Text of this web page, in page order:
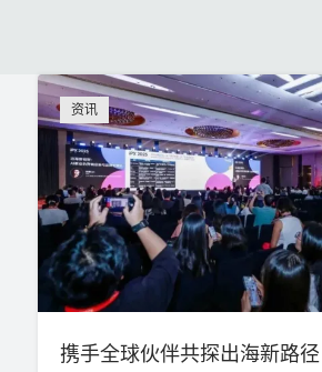
资讯
携手全球伙伴共探出海新路